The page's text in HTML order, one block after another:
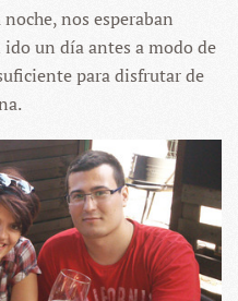
nos esperaban
un día antes a modo de
para disfrutar de